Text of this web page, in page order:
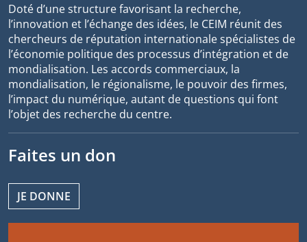
Doté d’une structure favorisant la recherche,
l’innovation et l’échange des idées, le CEIM réunit des
chercheurs de réputation internationale spécialistes de
l’économie politique des processus d’intégration et de
mondialisation. Les accords commerciaux, la
mondialisation, le régionalisme, le pouvoir des firmes,
l’impact du numérique, autant de questions qui font
l’objet des recherche du centre.
Faites un don
JE DONNE